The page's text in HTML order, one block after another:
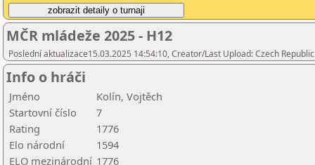
MČR mládeže 2025 - H12
Poslední aktualizace15.03.2025 14:54:10, Creator/Last Upload: Czech
Info o hráči
Jméno
Kolín, Vojtěch
Startovní číslo
7
Rating
1776
Elo národní
1594
ELO mezinárodní 1776